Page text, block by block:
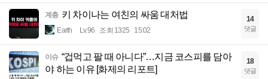
계층 키 차이나는 여친의 싸움 대처법
Earth Lv.96 조회 1325 15:02
14
댓글
이슈 “겁먹고 팔 때 아니다”…지금 코스피를 담아
야 하는 이유 [화제의 리포트]
18
댓글